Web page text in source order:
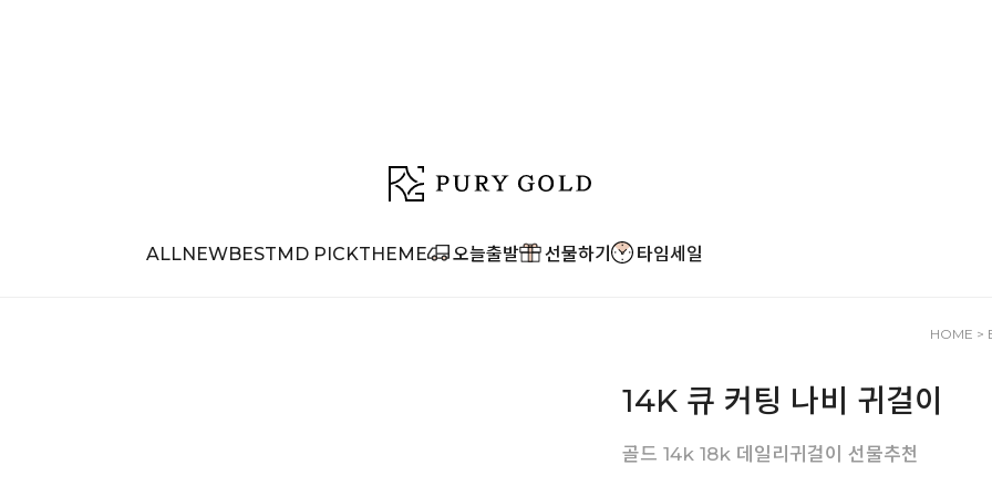
ALLNEWBESTMD PICKTHEME 오늘출발 선물하기 타임세일
HOME >
14K 큐 커팅 나비 귀걸이
골드 14k 18k 데일리귀걸이 선물추천